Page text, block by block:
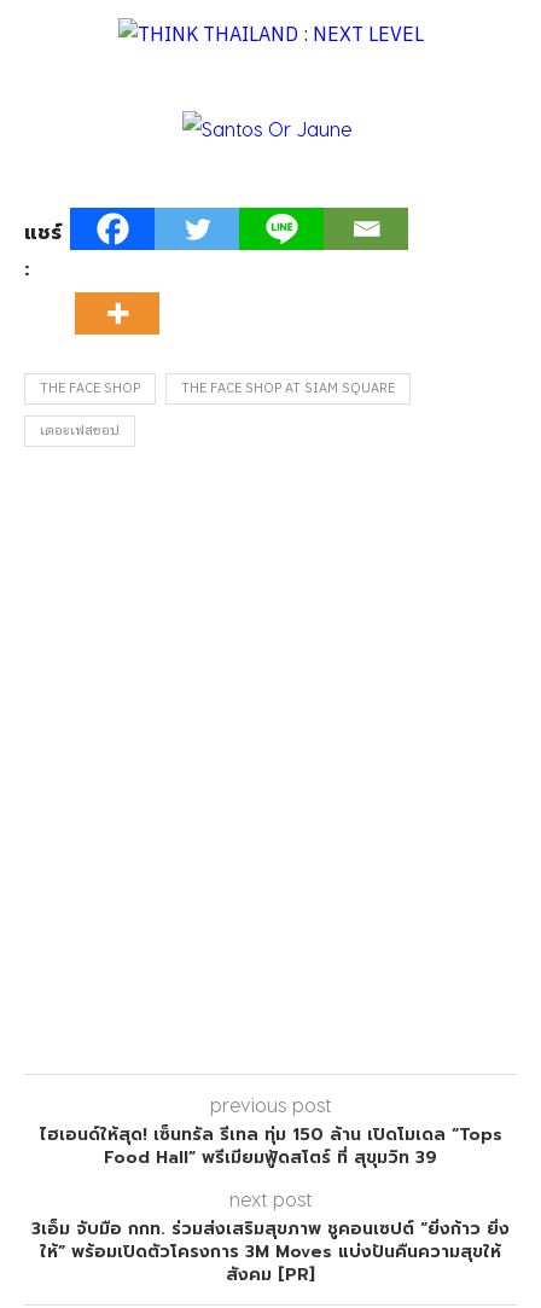
แชร์
:
THE FACE SHOP
THE FACE SHOP AT SIAM SQUARE
เดอะเฟสชอป
previous post
ไฮเอนด์ให้สุด! เซ็นทรัล รีเทล ทุ่ม 150 ล้าน เปิดโมเดล “Tops
Food Hall” พรีเมียมฟู้ดสโตร์ ที่ สุขุมวิท 39
next post
3เอ็ม จับมือ กกท. ร่วมส่งเสริมสุขภาพ ชูคอนเซปต์ “ยิ่งก้าว ยิ่ง
ให้” พร้อมเปิดตัวโครงการ 3M Moves แบ่งปันคืนความสุขให้
สังคม [PR]